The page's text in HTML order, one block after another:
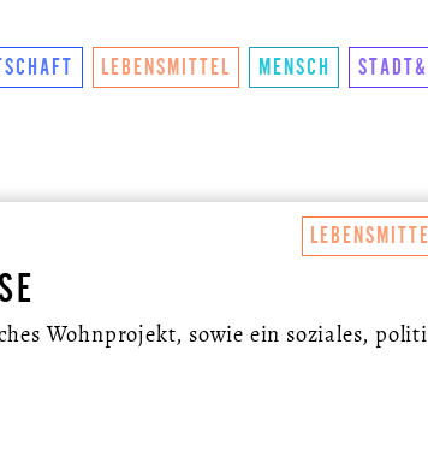
LEBENSMITTEL MENSCH
Wohnprojekt, sowie ein soziales,